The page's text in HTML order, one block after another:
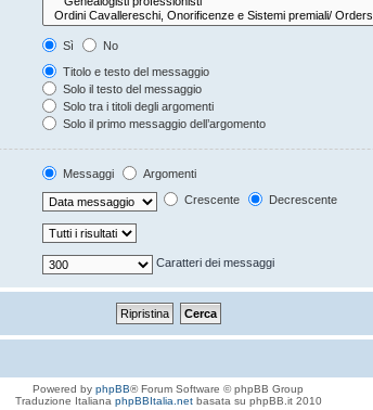
Sì
No
Titolo e testo del messaggio
Solo il testo del messaggio
Solo tra i titoli degli argomenti
Solo il primo messaggio dell’argomento
Messaggi
Argomenti
Crescente Decrescente
Caratteri dei messaggi
Powered by phpBB® Forum Software © phpBB Group
Traduzione Italiana phpBBItalia.netbasata su phpBB.it 2010